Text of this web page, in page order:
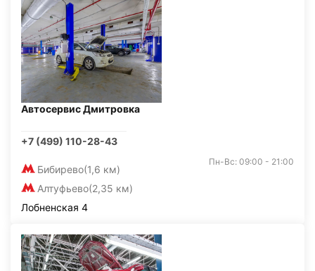
Автосервис Дмитровка
+7 (499) 110-28-43
Бибирево(1,6 км)
Алтуфьево(2,35 км)
Пн-Вс: 09:00 - 21:00
Лобненская 4